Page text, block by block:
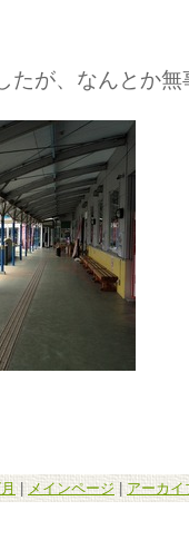
たが、なんとか
メインページ | アーカイ